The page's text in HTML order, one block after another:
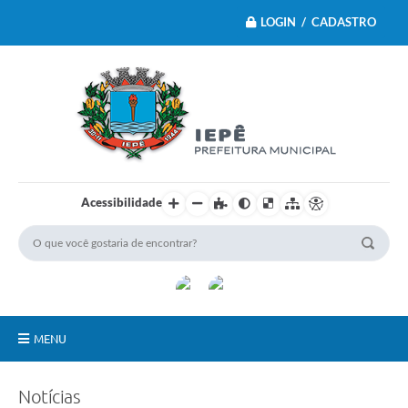
LOGIN / CADASTRO
Acessibilidade
MENU
Notícias